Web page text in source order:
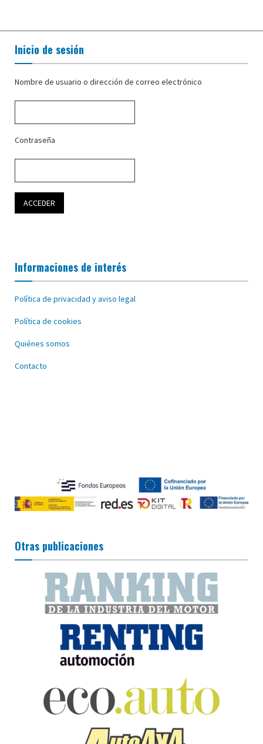
Inicio de sesión
Nombre de usuario o dirección de correo electrónico
Contraseña
Informaciones de interés
Política de privacidad y aviso legal
Política de cookies
Quiénes somos
Contacto
Otras publicaciones